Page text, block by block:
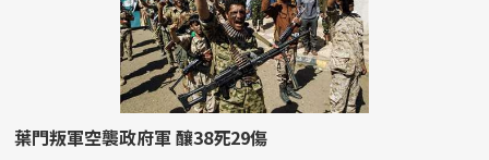
葉門叛軍空襲政府軍 釀38死29傷